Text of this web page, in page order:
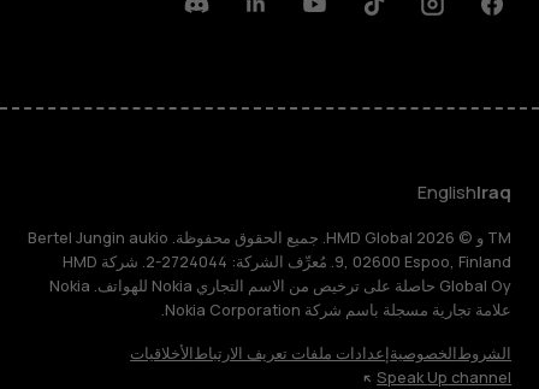
Facebook
Instagram
Tiktok
Youtube
Linkedin
Discord
Iraq
English
TM و © 2026 HMD Global. جميع الحقوق محفوظة. Bertel Jungin aukio
9, 02600 Espoo, Finland. مُعرِّف الشركة: 2724044-2. شركة HMD
Global Oy حاصلة على ترخيص من الاسم التجاري Nokia للهواتف. Nokia
علامة تجارية مسجلة باسم شركة Nokia Corporation.
الشروطالخصوصيةإعدادات ملفات تعريف الارتباطالأخلاقيات
Speak Up channel